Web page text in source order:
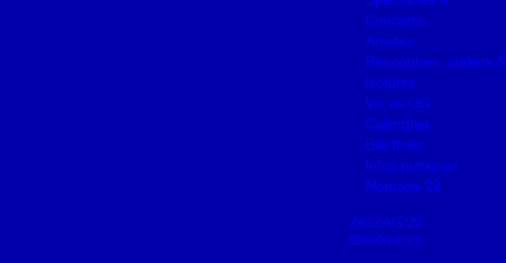
Concerts
Artistes
Rencontres, ateliers &
lectures
Vie au QG
Calendrier
Billetterie
Infos pratiques
Nomade 22
ZIGZAG 22
EDITION 2021